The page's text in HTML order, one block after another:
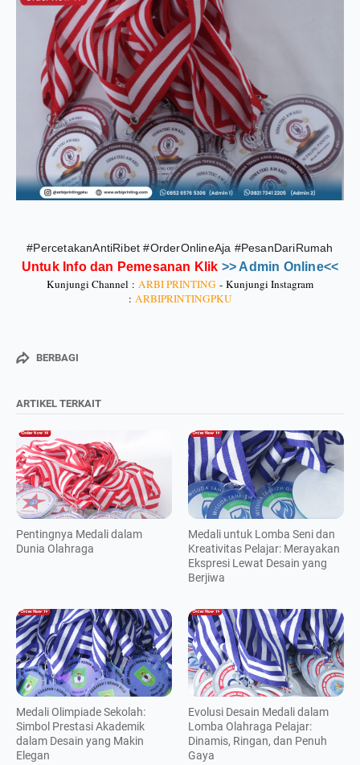
#PercetakanAntiRibet #OrderOnlineAja #PesanDariRumah
Untuk Info dan Pemesanan Klik >> Admin Online<<
Kunjungi Channel : ARBI PRINTING - Kunjungi Instagram
: ARBIPRINTINGPKU
BERBAGI
ARTIKEL TERKAIT
Pentingnya Medali dalam
Dunia Olahraga
Medali untuk Lomba Seni dan
Kreativitas Pelajar: Merayakan
Ekspresi Lewat Desain yang
Berjiwa
Medali Olimpiade Sekolah:
Simbol Prestasi Akademik
dalam Desain yang Makin
Elegan
Evolusi Desain Medali dalam
Lomba Olahraga Pelajar:
Dinamis, Ringan, dan Penuh
Gaya